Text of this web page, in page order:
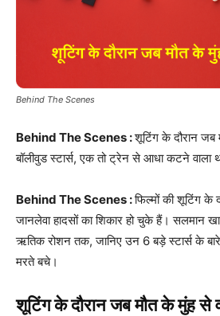
Behind The Scenes
Behind The Scenes :शूटिंग के दौरान
बॉलीवुड स्टार्स, एक तो ट्रेन से आधा कटने वाला
Behind The Scenes :फिल्मों की शूटिंग के
जानलेवा हादसों का शिकार हो चुके हैं। सलमान
ऋतिक रोशन तक, जानिए उन 6 बड़े स्टार्स के
मरते बचे।
शूटिंग के दौरान जब मौत के मुंह से